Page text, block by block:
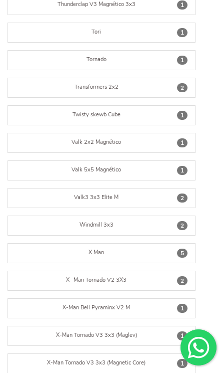
1
Thunderclap V3 Magnético 3x3
1
Tori
1
Tornado
2
Transformers 2x2
1
Twisty skewb Cube
1
Valk 2x2 Magnético
1
Valk 5x5 Magnético
2
Valk3 3x3 Elite M
2
Windmill 3x3
5
X Man
2
X- Man Tornado V2 3X3
1
X-Man Bell Pyraminx V2 M
1
X-Man Tornado V3 3x3 (Maglev)
1
X-Man Tornado V3 3x3 (Magnetic Core)